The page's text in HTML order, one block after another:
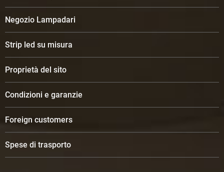
Negozio Lampadari
Strip led su misura
Proprietà del sito
Condizioni e garanzie
Foreign customers
Spese di trasporto